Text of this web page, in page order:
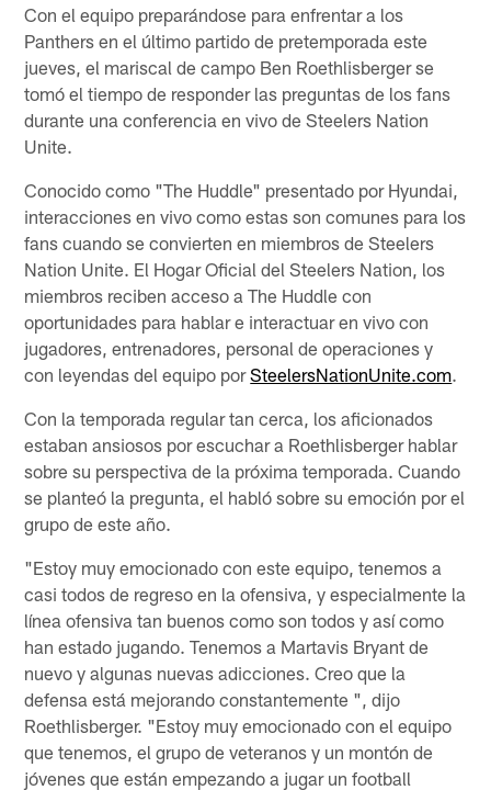
Con el equipo preparándose para enfrentar a los
Panthers en el último partido de pretemporada este
jueves, el mariscal de campo Ben Roethlisberger se
tomó el tiempo de responder las preguntas de los fans
durante una conferencia en vivo de Steelers Nation
Unite.
Conocido como "The Huddle" presentado por Hyundai,
interacciones en vivo como estas son comunes para los
fans cuando se convierten en miembros de Steelers
Nation Unite. El Hogar Oficial del Steelers Nation, los
miembros reciben acceso a The Huddle con
oportunidades para hablar e interactuar en vivo con
jugadores, entrenadores, personal de operaciones y
con leyendas del equipo porSteelersNationUnite.com.
Con la temporada regular tan cerca, los aficionados
estaban ansiosos por escuchar a Roethlisberger hablar
sobre su perspectiva de la próxima temporada. Cuando
se planteó la pregunta, el habló sobre su emoción por el
grupo de este año.
"Estoy muy emocionado con este equipo, tenemos a
casi todos de regreso en la ofensiva, y especialmente la
línea ofensiva tan buenos como son todos y así como
han estado jugando. Tenemos a Martavis Bryant de
nuevo y algunas nuevas adicciones. Creo que la
defensa está mejorando constantemente ", dijo
Roethlisberger. "Estoy muy emocionado con el equipo
que tenemos, el grupo de veteranos y un montón de
jóvenes que están empezando a jugar un football